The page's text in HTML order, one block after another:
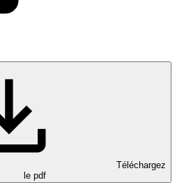
Téléchargez
le pdf